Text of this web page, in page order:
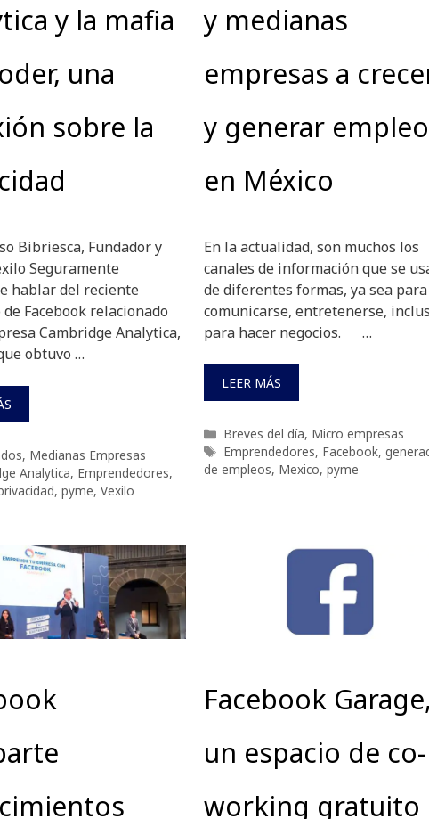
y la mafia
una
sobre la
Bibriesca, Fundador y
Seguramente
hablar del reciente
Facebook relacionado
Cambridge Analytica,
obtuvo …
, Medianas Empresas
Analytica, Emprendedores,
, pyme, Vexilo
y medianas
empresas a
y generar
en México
En la actualidad, son muchos los
canales de información que se
de diferentes formas, ya sea para
comunicarse, entretenerse,
para hacer negocios. …
LEER MÁS
Categorías
Breves del día, Micro empresas
Etiquetas
Emprendedores, Facebook,
de empleos, Mexico, pyme
Facebook Garage,
un espacio de co-
working gratuito